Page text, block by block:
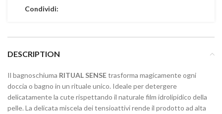
Condividi:
DESCRIPTION
Il bagnoschiuma RITUAL SENSEtrasforma magicamente ogni
doccia o bagno in un rituale unico. Ideale per detergere
delicatamente la cute rispettando il naturale film idrolipidico della
pelle. La delicata miscela dei tensioattivi rende il prodotto ad alta